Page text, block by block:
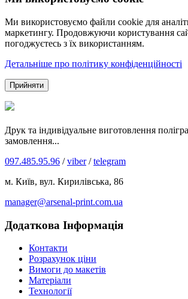
Ми використовуємо файли cookie для
маркетингу. Продовжуючи користування
погоджуєтесь з їх використанням.
Детальніше про політику конфіденційності
Прийняти
Друк та індивідуальне виготовлення
замовлення...
097.485.95.96 /viber/telegram
м. Київ, вул. Кирилівська, 86
manager@arsenal-print.com.ua
Додаткова Інформація
Контакти
Розрахунок ціни
Вимоги до макетів
Матеріали
Технології